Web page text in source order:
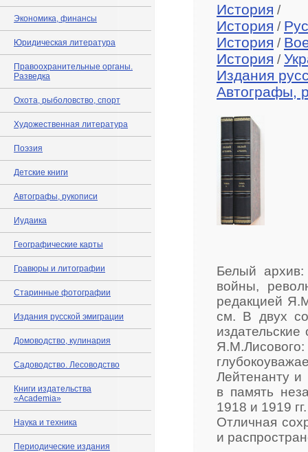
Экономика, финансы
Юридическая литература
Правоохранительные органы.
Разведка
Охота, рыболовство, спорт
Художественная литература
Поэзия
Детские книги
Автографы, рукописи
Иудаика
Географические карты
Гравюры и литографии
Старинные фотографии
Издания русской эмиграции
Домоводство, кулинария
Садоводство. Лесоводство
Книги издательства
«Academia»
Наука и техника
Периодические издания
История /
История /
История /
История /
Издания
Автографы,
Белый
войны,
редакцией
см. В двух
Лейтенанту и
в память
1918 и 1919
Отличная
и